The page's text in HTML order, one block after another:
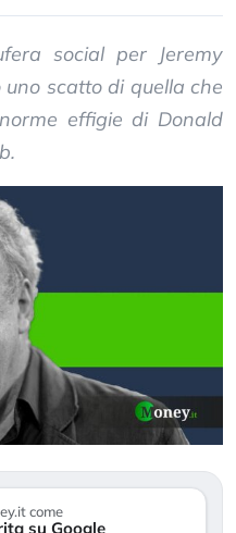
social per Jeremy
scatto di quella che
effigie di Donald
come
su Google